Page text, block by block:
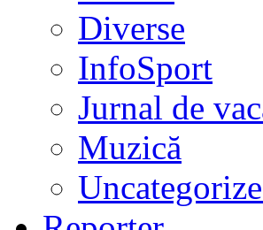
Diverse
InfoSport
Jurnal de
Muzică